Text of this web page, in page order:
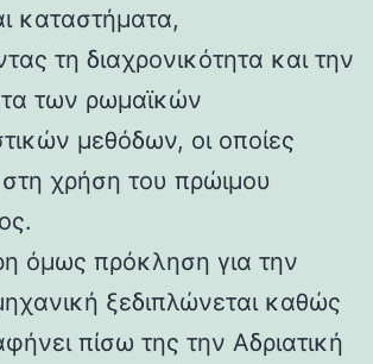
καταστήματα,
τη διαχρονικότητα και την
των ρωμαϊκών
μεθόδων, οι οποίες
χρήση του πρώιμου
όμως πρόκληση για την
ξεδιπλώνεται καθώς
πίσω της την Αδριατική